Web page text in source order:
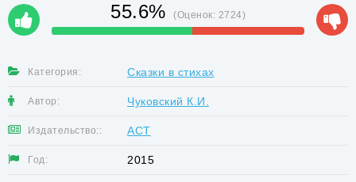
55.6% (Оценок: 2724)
Категория: Сказки в стихах
Автор: Чуковский К.И.
Издательство:: АСТ
Год: 2015